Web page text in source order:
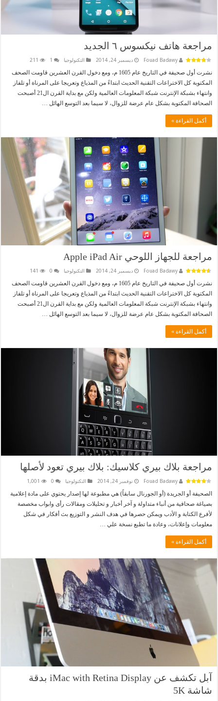
مراجعة هاتف نيكسوس ٦ الجديد
Fouad Badawy ديسمبر 24, 2014 التكنولوجيا 1
211
نشرت أول صحيفة في التاريخ عام 1605 م، ومع دخول القرن العشرين قاومت الصحف
المكتوبة كل الاختراعات التقنية الحديث ابتداءً من المذياع وتعريجا على المرناة أو تلفاز
وانتهاء بشبكة الإنترنت شبكة المعلومات العالمية ولكن مع بداية القرن ال21 أصبحت
الصحافة المكتوبة بشكل عام عرضة للزوال، لا سيما بعد التوسع الهائل …
أكمل القراءة »
مراجعة للجهاز اللوحي Apple iPad Air
Fouad Badawy ديسمبر 24, 2014 التكنولوجيا 0
141
نشرت أول صحيفة في التاريخ عام 1605 م، ومع دخول القرن العشرين قاومت الصحف
المكتوبة كل الاختراعات التقنية الحديث ابتداءً من المذياع وتعريجا على المرناة أو تلفاز
وانتهاء بشبكة الإنترنت شبكة المعلومات العالمية ولكن مع بداية القرن ال21 أصبحت
الصحافة المكتوبة بشكل عام عرضة للزوال، لا سيما بعد التوسع الهائل …
أكمل القراءة »
مراجعة بلاك بيري كلاسيك: بلاك بيري تعود لأصلها
Fouad Badawy نوفمبر 24, 2014 التكنولوجيا 0
1,001
الصحيفة أو الجريدة (أو الجورنال سابقاً) هي مطبوعة لها إصدار يحتوي على مادة إعلامية
بصياغة صحافية من أنباء متداولة و آخر أخبار و تحليلات ومقالات رأى وابواب مخصصة
لأفرع الكتابة و الأدب ويمكن حصرها في هدف النشر و التوزيع بث أفكار في شكل
معلومات وإعلانات، وعادة ما تطبع نسخة علي …
أكمل القراءة »
آبل تكشف عن iMac with Retina Display بدقة
شاشة 5K